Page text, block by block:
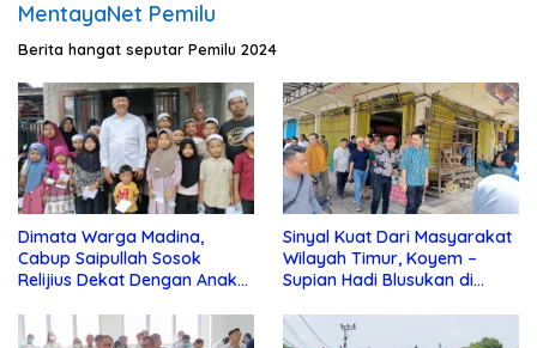
MentayaNet Pemilu
Berita hangat seputar Pemilu 2024
Dimata Warga Madina,
Cabup Saipullah Sosok
Relijius Dekat Dengan Anak
Sinyal Kuat Dari Masyarakat
Wilayah Timur, Koyem –
Supian Hadi Blusukan di